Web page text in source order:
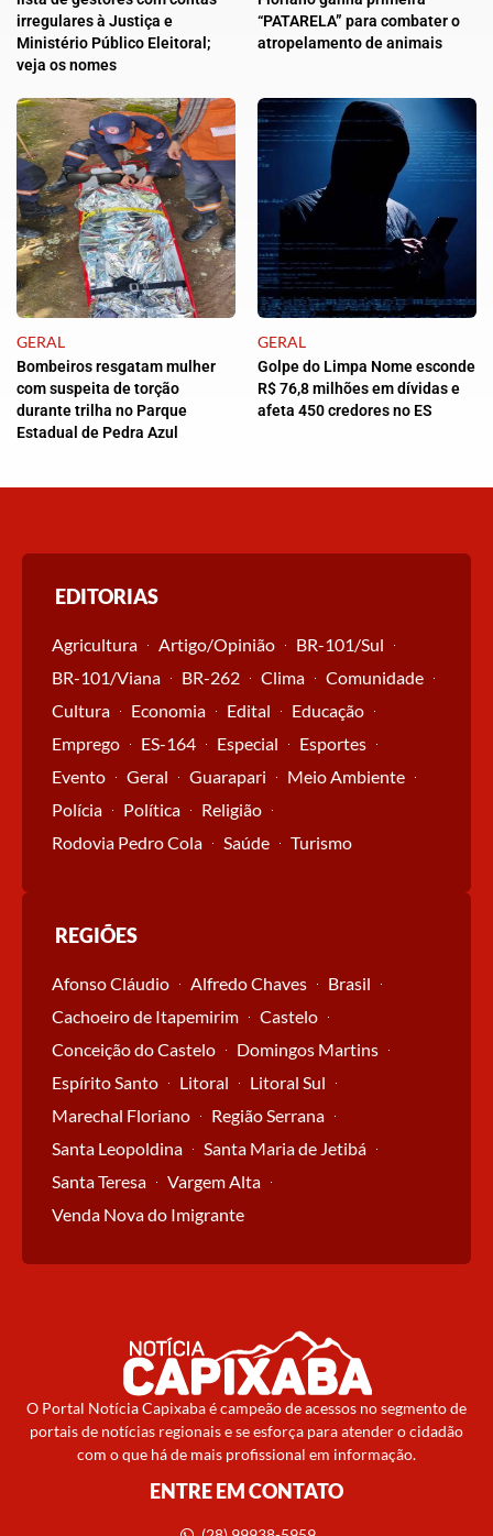
irregulares à Justiça e
Ministério Público Eleitoral;
veja os nomes
“PATARELA” para combater o
atropelamento de animais
GERAL
Bombeiros resgatam mulher
com suspeita de torção
durante trilha no Parque
Estadual de Pedra Azul
GERAL
Golpe do Limpa Nome esconde
R$ 76,8 milhões em dívidas e
afeta 450 credores no ES
EDITORIAS
Agricultura Artigo/Opinião
BR-101/Sul
BR-101/Viana
BR-262 Clima
Comunidade
Cultura
Economia Edital
Educação
Emprego
ES-164 Especial
Esportes
Evento
Geral Guarapari
Meio Ambiente
Polícia
Política
Religião
Rodovia Pedro Cola
Saúde Turismo
REGIÕES
Afonso Cláudio Alfredo Chaves
Brasil
Cachoeiro de Itapemirim
Castelo
Conceição do Castelo
Domingos Martins
Espírito Santo
Litoral
Litoral Sul
Marechal Floriano
Região Serrana
Santa Leopoldina
Santa Maria de Jetibá
Santa Teresa
Vargem Alta
Venda Nova do Imigrante
O Portal Notícia Capixaba é campeão de acessos no segmento de
portais de notícias regionais e se esforça para atender o cidadão
com o que há de mais profissional em informação.
ENTRE EM CONTATO